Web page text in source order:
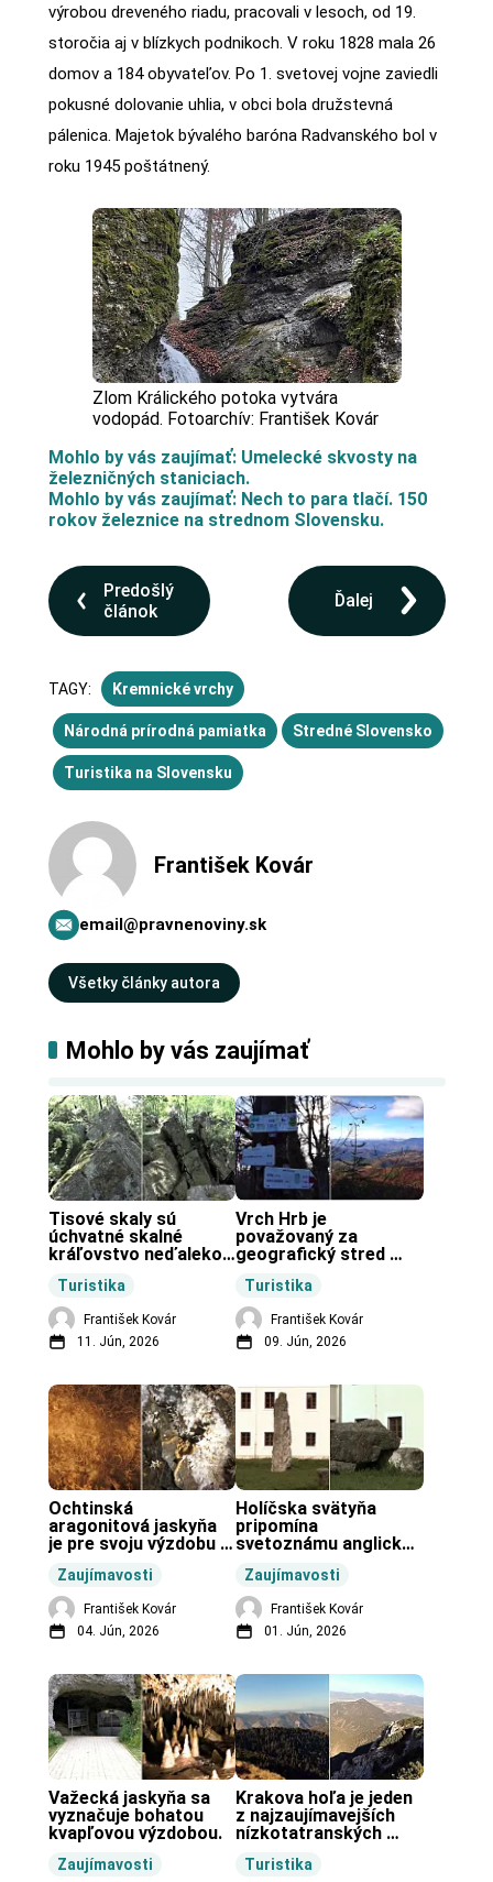
výrobou dreveného riadu, pracovali v lesoch, od 19.
storočia aj v blízkych podnikoch. V roku 1828 mala 26
domov a 184 obyvateľov. Po 1. svetovej vojne zaviedli
pokusné dolovanie uhlia, v obci bola družstevná
pálenica. Majetok bývalého baróna Radvanského bol v
roku 1945 poštátnený.
Zlom Králického potoka vytvára
vodopád. Fotoarchív: František Kovár
Mohlo by vás zaujímať: Umelecké skvosty na
železničných staniciach.
Mohlo by vás zaujímať: Nech to para tlačí. 150
rokov železnice na strednom Slovensku.
Predošlý
článok
Ďalej
TAGY: Kremnické vrchy
Národná prírodná pamiatka Stredné Slovensko
Turistika na Slovensku
František Kovár
email@pravnenoviny.sk
Všetky články autora
Mohlo by vás zaujímať
Turistika
Tisové skaly sú
úchvatné skalné
kráľovstvo neďaleko
František Kovár
11. Jún, 2026
Turistika
Vrch Hrb je
považovaný za
geografický stred
František Kovár
09. Jún, 2026
Zaujímavosti
Ochtinská
aragonitová jaskyňa
je pre svoju výzdobu
vo svete.
František Kovár
04. Jún, 2026
Zaujímavosti
Holíčska svätyňa
pripomína
svetoznámu anglickú
František Kovár
01. Jún, 2026
Zaujímavosti
Važecká jaskyňa sa
vyznačuje bohatou
kvapľovou výzdobou.
Turistika
Krakova hoľa je jeden
z najzaujímavejších
nízkotatranských